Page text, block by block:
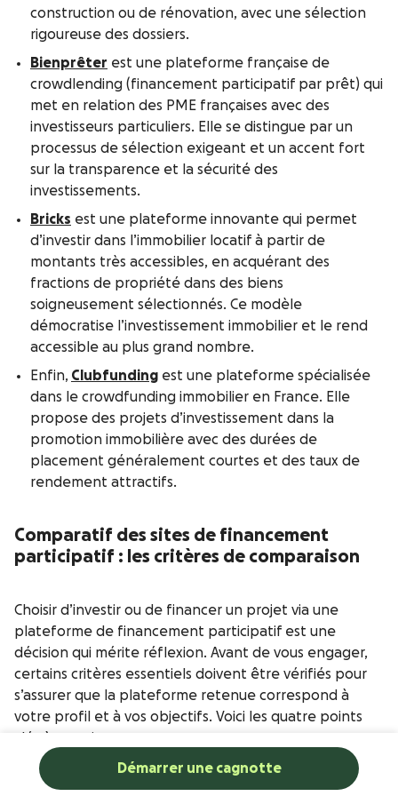
construction ou de rénovation, avec une sélection
rigoureuse des dossiers.
Bienprêter est une plateforme française de
crowdlending (financement participatif par prêt) qui
met en relation des PME françaises avec des
investisseurs particuliers. Elle se distingue par un
processus de sélection exigeant et un accent fort
sur la transparence et la sécurité des
investissements.
Bricks est une plateforme innovante qui permet
d’investir dans l’immobilier locatif à partir de
montants très accessibles, en acquérant des
fractions de propriété dans des biens
soigneusement sélectionnés. Ce modèle
démocratise l’investissement immobilier et le rend
accessible au plus grand nombre.
Enfin, Clubfunding est une plateforme spécialisée
dans le crowdfunding immobilier en France. Elle
propose des projets d’investissement dans la
promotion immobilière avec des durées de
placement généralement courtes et des taux de
rendement attractifs.
Comparatif des sites de financement
participatif : les critères de comparaison
Choisir d’investir ou de financer un projet via une
plateforme de financement participatif est une
décision qui mérite réflexion. Avant de vous engager,
certains critères essentiels doivent être vérifiés pour
s’assurer que la plateforme retenue correspond à
votre profil et à vos objectifs. Voici les quatre points
Facilité d’utilisationDémarrer une cagnotte